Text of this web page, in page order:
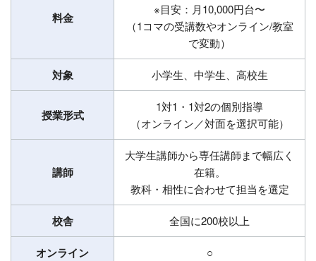
料金
※目安：月10,000円台〜
（1コマの受講数やオンライン/教室
で変動）
対象 小学生、中学生、高校生
授業形式
1対1・1対2の個別指導
（オンライン／対面を選択可能）
講師
大学生講師から専任講師まで幅広く
在籍。
教科・相性に合わせて担当を選定
校舎 全国に200校以上
オンライン ○